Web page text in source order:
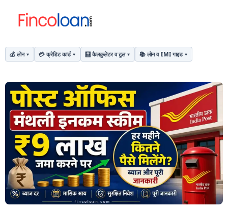
💰 लोन 💳 क्रेडिट कार्ड 🧮 कैलकुलेटर व टूल 📚 लोन व EMI गाइड